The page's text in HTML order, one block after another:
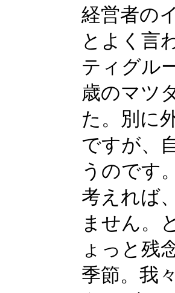
経営者の
とよく言
ティグル
歳のマツ
た。別に
ですが、
うのです
考えれば
ません。
ょっと残
季節。我